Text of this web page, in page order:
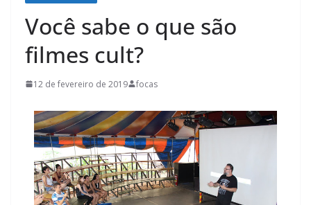
Você sabe o que são
filmes cult?
12 de fevereiro de 2019 focas